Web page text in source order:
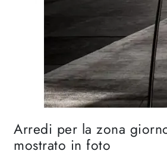
Arredi per la zona
mostrato in foto